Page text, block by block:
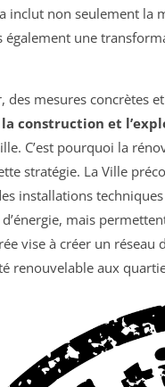
inclut non seulement la
également une
des mesures concrètes
la construction et
C’est pourquoi la
stratégie. La Ville
installations
mais
vise à créer un réseau
renouvelable aux